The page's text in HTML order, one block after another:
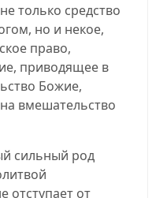
только средство
но и некое,
право,
приводящее в
Божие,
вмешательство
сильный род
отступает от